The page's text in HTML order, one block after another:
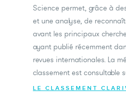
Science permet, grâce à
et une analyse, de
avant les principaux
ayant publié récemment
revues internationales. La
classement est consultable
LE CLASSEMENT